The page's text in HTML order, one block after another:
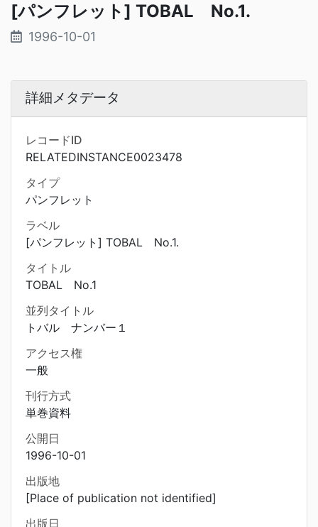
[パンフレット] TOBAL No.1.
1996-10-01
詳細メタデータ
レコードID
RELATEDINSTANCE0023478
タイプ
パンフレット
ラベル
[パンフレット] TOBAL No.1.
タイトル
TOBAL No.1
並列タイトル
トバル ナンバー１
アクセス権
一般
刊行方式
単巻資料
公開日
1996-10-01
出版地
[Place of publication not identified]
出版日